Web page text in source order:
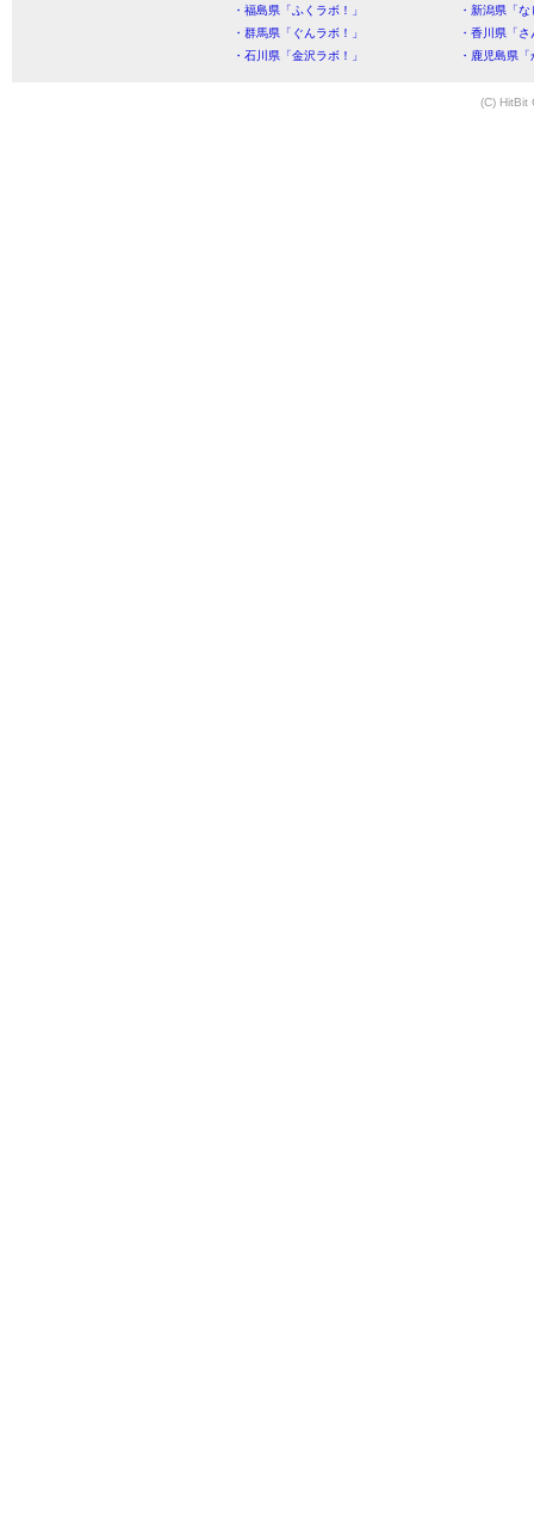
・福島県「ふくラボ！」
・新潟県「
・群馬県「ぐんラボ！」
・香川県「
・石川県「金沢ラボ！」
・鹿児島県
(C) HitBit